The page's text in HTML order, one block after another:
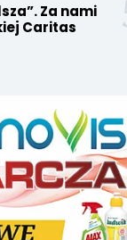
Za nami
Caritas